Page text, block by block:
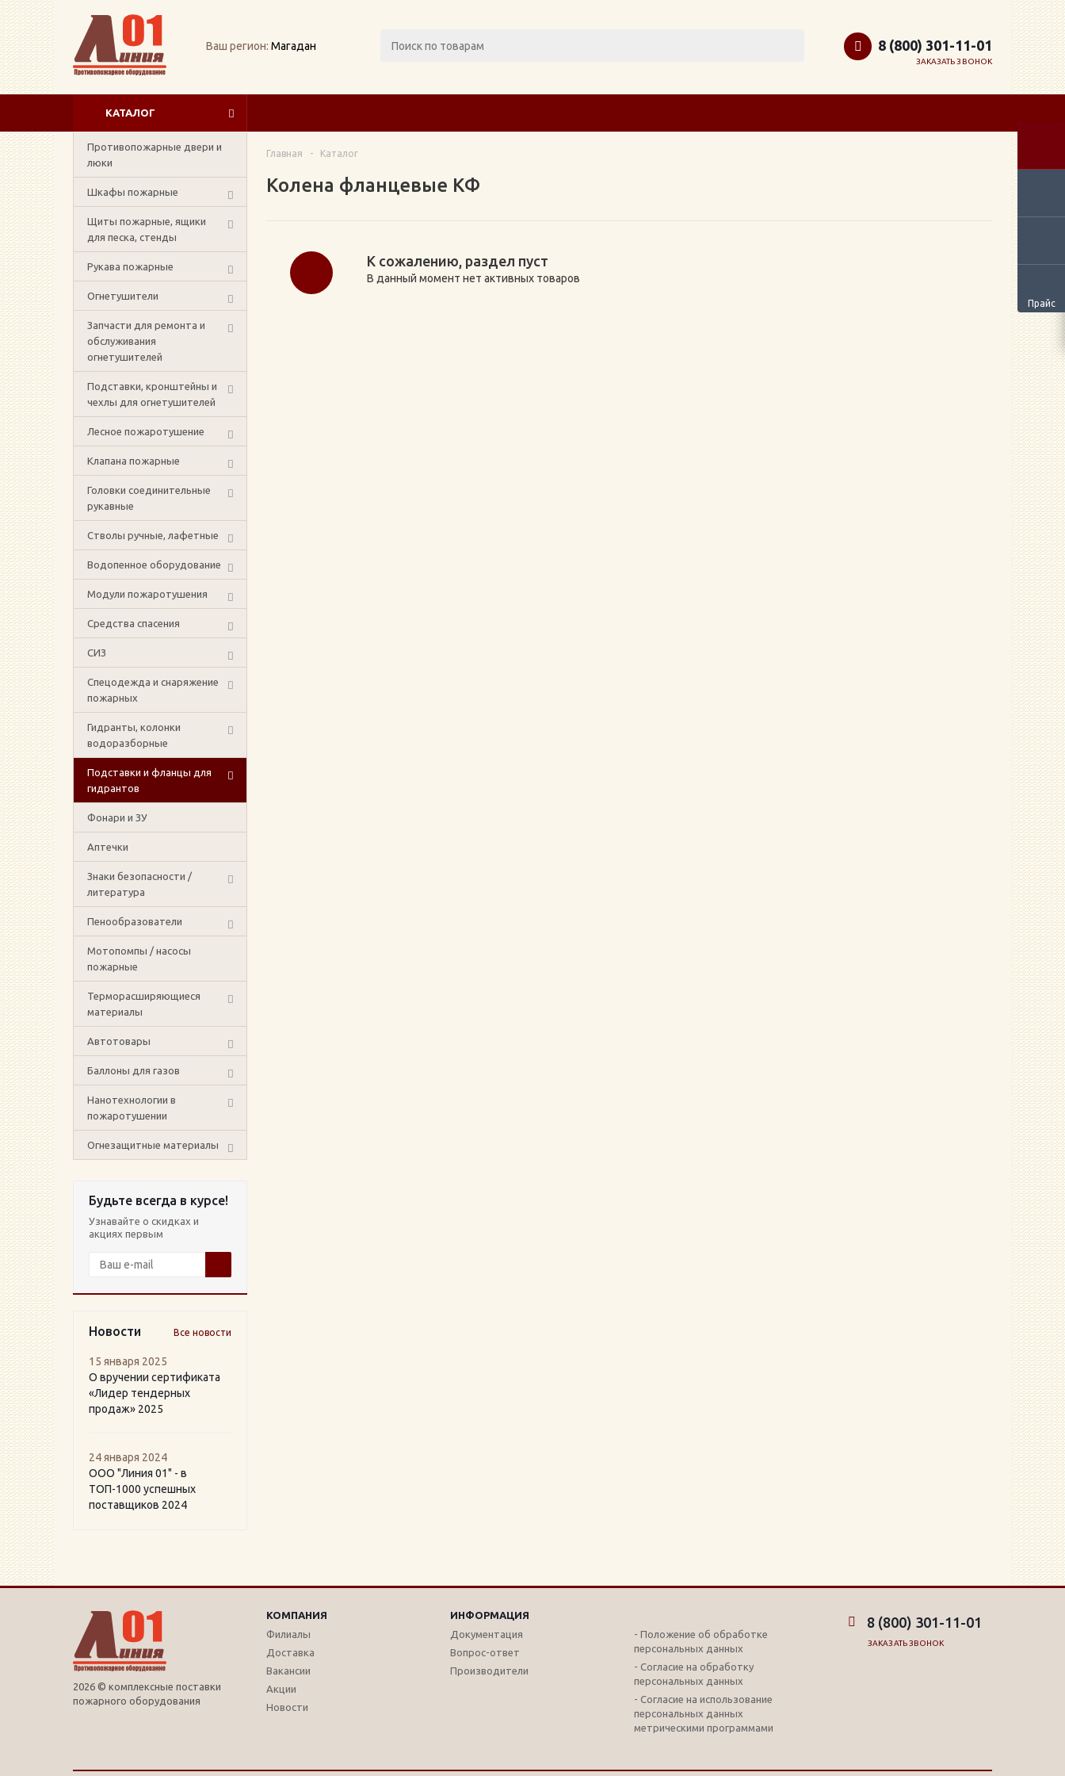
Ваш регион: Магадан
Прайс
8 (800) 301-11-01
ЗАКАЗАТЬ ЗВОНОК
КАТАЛОГ
Противопожарные двери и
люки
Шкафы пожарные
Щиты пожарные, ящики
для песка, стенды
Рукава пожарные
Огнетушители
Запчасти для ремонта и
обслуживания
огнетушителей
Подставки, кронштейны и
чехлы для огнетушителей
Лесное пожаротушение
Клапана пожарные
Головки соединительные
рукавные
Стволы ручные, лафетные
Водопенное оборудование
Модули пожаротушения
Средства спасения
СИЗ
Спецодежда и снаряжение
пожарных
Гидранты, колонки
водоразборные
Подставки и фланцы для
гидрантов
Фонари и ЗУ
Аптечки
Знаки безопасности /
литература
Пенообразователи
Мотопомпы / насосы
пожарные
Терморасширяющиеся
материалы
Автотовары
Баллоны для газов
Нанотехнологии в
пожаротушении
Огнезащитные материалы
Будьте всегда в курсе!
Узнавайте о скидках и
акциях первым
Новости Все новости
15 января 2025
О вручении сертификата
«Лидер тендерных
продаж» 2025
24 января 2024
ООО "Линия 01" - в
ТОП-1000 успешных
поставщиков 2024
Главная - Каталог
Колена фланцевые КФ
К сожалению, раздел пуст
В данный момент нет активных товаров
2026 © комплексные поставки
пожарного оборудования
КОМПАНИЯ
ИНФОРМАЦИЯ
Филиалы
Доставка
Вакансии
Акции
Новости
Документация
Вопрос-ответ
Производители
- Положение об обработке
персональных данных
- Согласие на обработку
персональных данных
- Согласие на использование
персональных данных
метрическими программами
8 (800) 301-11-01
ЗАКАЗАТЬ ЗВОНОК